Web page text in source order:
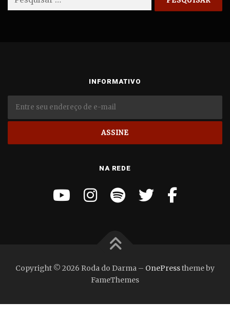
INFORMATIVO
NA REDE
Copyright © 2026 Roda do Darma – OnePresstheme by
FameThemes